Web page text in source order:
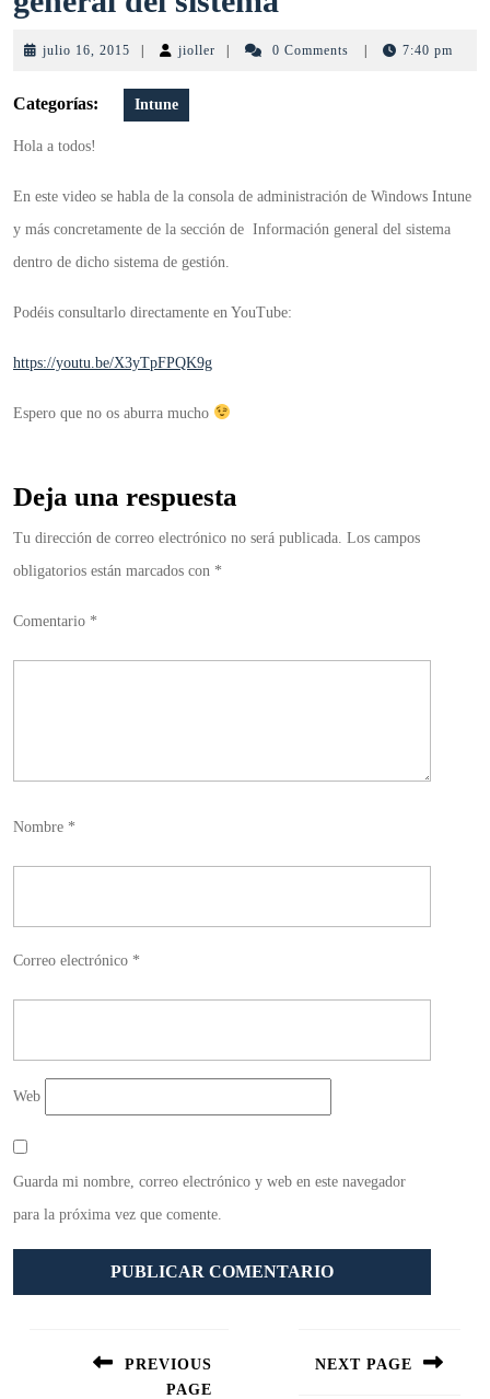
Intune:
sistema
julio 16, 2015 julio
2015
jioller jioller 0 Comments 7:40 pm
Categorías: Intune
Hola a todos!
En este video se habla de la consola de administración de Windows Intune
y más concretamente de la sección de Información general del sistema
dentro de dicho sistema de gestión.
Podéis consultarlo directamente en YouTube:
https://youtu.be/X3yTpFPQK9g
Espero que no os aburra mucho
Deja una respuesta
Tu dirección de correo electrónico no será publicada. Los campos
obligatorios están marcados con *
Comentario *
Nombre *
Correo electrónico *
Web
Guarda mi nombre, correo electrónico y web en este navegador
para la próxima vez que comente.
PREVIOUS
PAGE
NEXT PAGE